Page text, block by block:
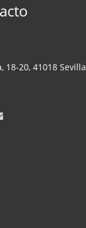
18-20, 41018 Sevilla